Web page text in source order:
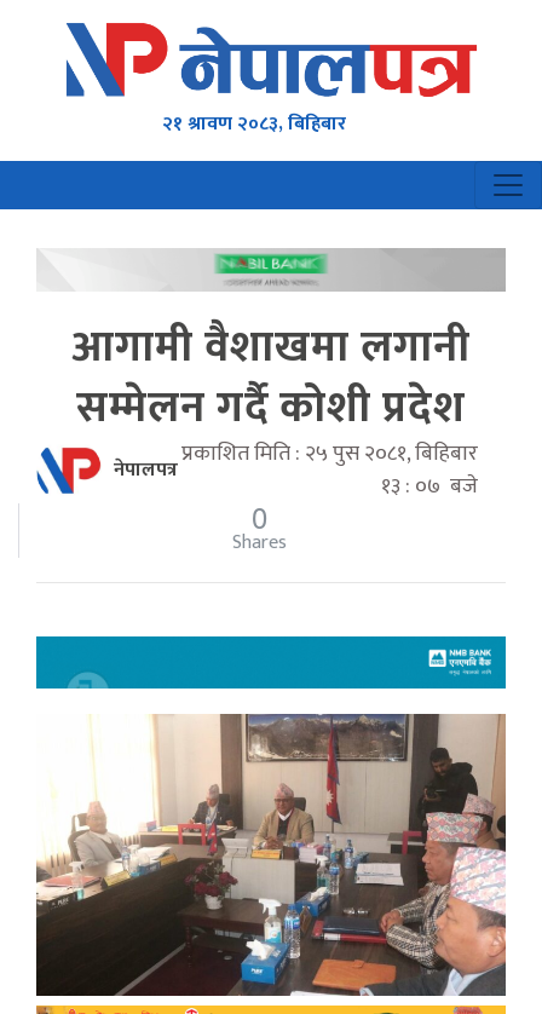
२१ श्रावण २०८३, बिहिबार
आगामी वैशाखमा लगानी
सम्मेलन गर्दै कोशी प्रदेश
नेपालपत्रप्रकाशित मिति : २५ पुस २०८१, बिहिबार
१३ : ०७ बजे
0
Shares